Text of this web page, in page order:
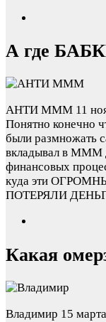
А где
АНТИ МММ 11
Понятно конечно
были размножать
вкладывал в МММ
финансовых
куда эти
ПОТЕРЯЛИ
Какая
Владимир 15